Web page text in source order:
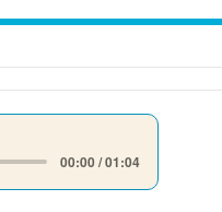
00:00 / 01:04